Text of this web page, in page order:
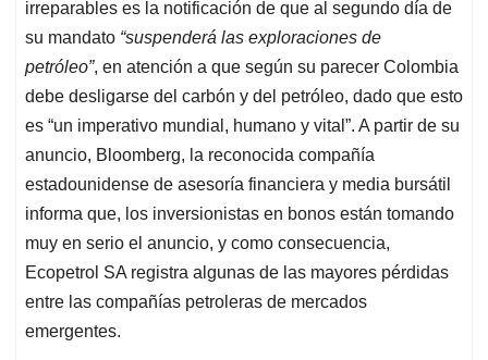
irreparables es la notificación de que al segundo día de
su mandato “suspenderá las exploraciones de
petróleo”, en atención a que según su parecer Colombia
debe desligarse del carbón y del petróleo, dado que esto
es “un imperativo mundial, humano y vital”. A partir de su
anuncio, Bloomberg, la reconocida compañía
estadounidense de asesoría financiera y media bursátil
informa que, los inversionistas en bonos están tomando
muy en serio el anuncio, y como consecuencia,
Ecopetrol SA registra algunas de las mayores pérdidas
entre las compañías petroleras de mercados
emergentes.